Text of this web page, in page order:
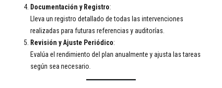
Documentación y Registro:
Lleva un registro detallado de todas las intervenciones
realizadas para futuras referencias y auditorías.
Revisión y Ajuste Periódico:
Evalúa el rendimiento del plan anualmente y ajusta las tareas
según sea necesario.